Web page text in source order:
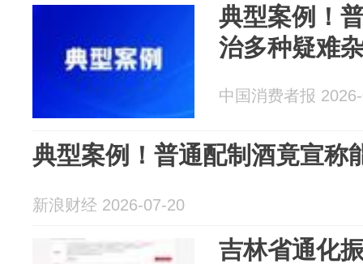
典型案例！
治多种疑难
中国消费者报
典型案例！普通配制酒竟宣称
新浪财经 2026-07-20
吉林省通化